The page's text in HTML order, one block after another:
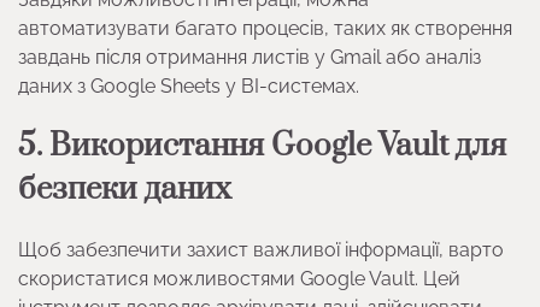
автоматизувати багато процесів, таких як створення
завдань після отримання листів у Gmail або аналіз
даних з Google Sheets у BI-системах.
5. Використання Google Vault для
безпеки даних
Щоб забезпечити захист важливої інформації, варто
скористатися можливостями Google Vault. Цей